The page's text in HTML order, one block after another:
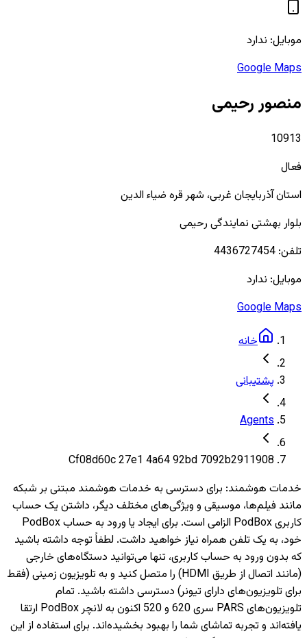
موبایل: ندارد
Google Maps
منصور رحیمی
10913
فعال
استانآذربایجان غربی، شهرقره ضیاء الدین
بلوار بهشتی نمایندگی رحیمی
تلفن: 4436727454
موبایل: ندارد
Google Maps
خانه
پشتیبانی
Agents
Cf08d60c 27e1 4a64 92bd 7092b2911908
خدمات هوشمند: برای دسترسی به خدمات هوشمند مبتنی بر شبکه
مانند فیلم‌ها، موسیقی و ویژگی‌های مختلف دیگر، داشتن یک حساب
کاربری PodBox الزامی است. برای ایجاد یا ورود به حساب PodBox
خود، به یک تلفن همراه نیاز خواهید داشت. لطفاً توجه داشته باشید
که بدون ورود به حساب کاربری، تنها می‌توانید دستگاه‌های خارجی
(مانند اتصال از طریق HDMI) را متصل کنید و به تلویزیون‌ زمینی (فقط
برای تلویزیون‌های دارای تیونر) دسترسی داشته باشید. تمام
تلویزیون‌های PARS سری 620 و 520 اکنون به لانچر PodBox ارتقا
یافته‌اند و تجربه تماشای شما را بهبود بخشیده‌اند. برای استفاده از این